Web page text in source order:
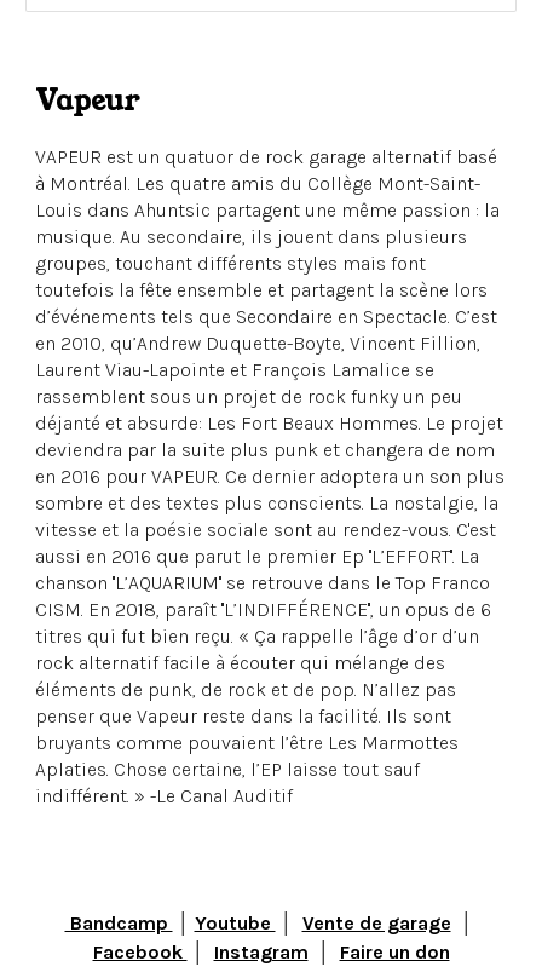
Vapeur
VAPEUR est un quatuor de rock garage alternatif basé
à Montréal. Les quatre amis du Collège Mont-Saint-
Louis dans Ahuntsic partagent une même passion : la
musique. Au secondaire, ils jouent dans plusieurs
groupes, touchant différents styles mais font
toutefois la fête ensemble et partagent la scène lors
d’événements tels que Secondaire en Spectacle. C’est
en 2010, qu’Andrew Duquette-Boyte, Vincent Fillion,
Laurent Viau-Lapointe et François Lamalice se
rassemblent sous un projet de rock funky un peu
déjanté et absurde: Les Fort Beaux Hommes. Le projet
deviendra par la suite plus punk et changera de nom
en 2016 pour VAPEUR. Ce dernier adoptera un son plus
sombre et des textes plus conscients. La nostalgie, la
vitesse et la poésie sociale sont au rendez-vous. C'est
aussi en 2016 que parut le premier Ep ''L’EFFORT''. La
chanson ''L’AQUARIUM'' se retrouve dans le Top Franco
CISM. En 2018, paraît ''L’INDIFFÉRENCE'', un opus de 6
titres qui fut bien reçu. « Ça rappelle l’âge d’or d’un
rock alternatif facile à écouter qui mélange des
éléments de punk, de rock et de pop. N’allez pas
penser que Vapeur reste dans la facilité. Ils sont
bruyants comme pouvaient l’être Les Marmottes
Aplaties. Chose certaine, l’EP laisse tout sauf
indifférent. » -Le Canal Auditif
︎ Bandcamp Youtube Vente de garage
Facebook
Instagram Faire un don